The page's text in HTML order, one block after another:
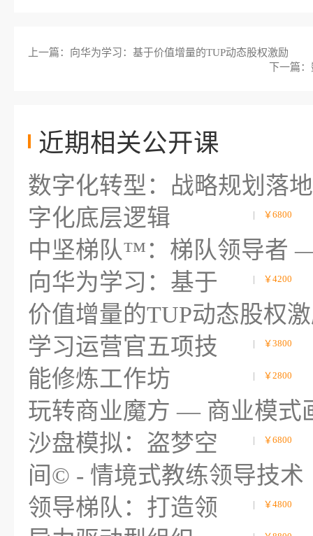
上一篇：向华为学习：基于价值增量的TUP动态股权激励
下一篇
近期相关公开课
数字化转型：战略规划落
字化底层逻辑
| ￥6800
中坚梯队™：梯队领导者
| ￥4200
向华为学习：基于
价值增量的TUP动态股权
| ￥3800
学习运营官五项技
能修炼工作坊
| ￥2800
玩转商业魔方 — 商业模式
| ￥6800
沙盘模拟：盗梦空
间© - 情境式教练领导技术
| ￥4800
领导梯队：打造领